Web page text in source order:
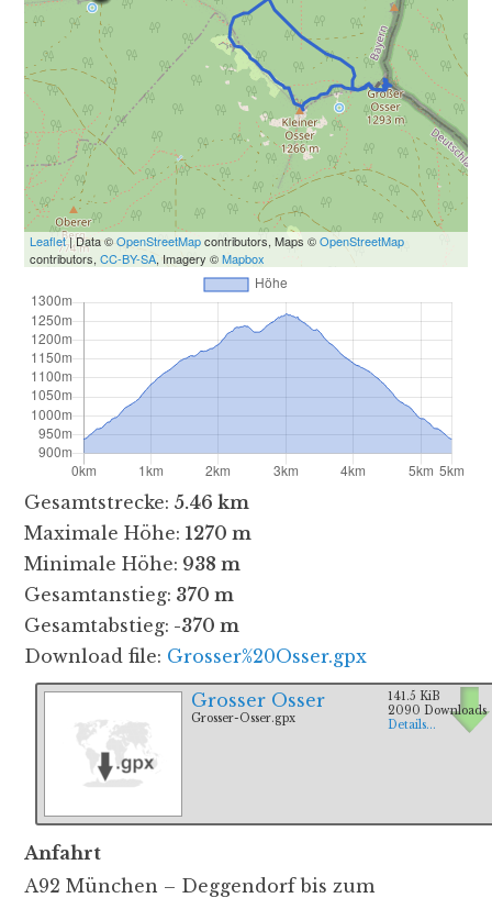
Leaflet| Data ©OpenStreetMapcontributors, Maps ©OpenStreetMap
contributors, CC-BY-SA, Imagery ©Mapbox
Gesamtstrecke: 5.46 km
Maximale Höhe: 1270 m
Minimale Höhe: 938 m
Gesamtanstieg: 370 m
Gesamtabstieg: -370 m
Download file: Grosser%20Osser.gpx
Grosser Osser
Grosser-Osser.gpx
141.5 KiB
2090 Downloads
Details...
Anfahrt
A92 München – Deggendorf bis zum